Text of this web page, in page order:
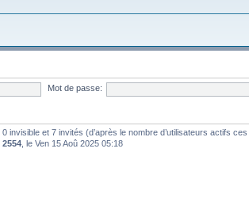
Mot de passe:
invisible et 7 invités (d’après le nombre d’utilisateurs actifs
2554 , le Ven 15 Aoû 2025 05:18